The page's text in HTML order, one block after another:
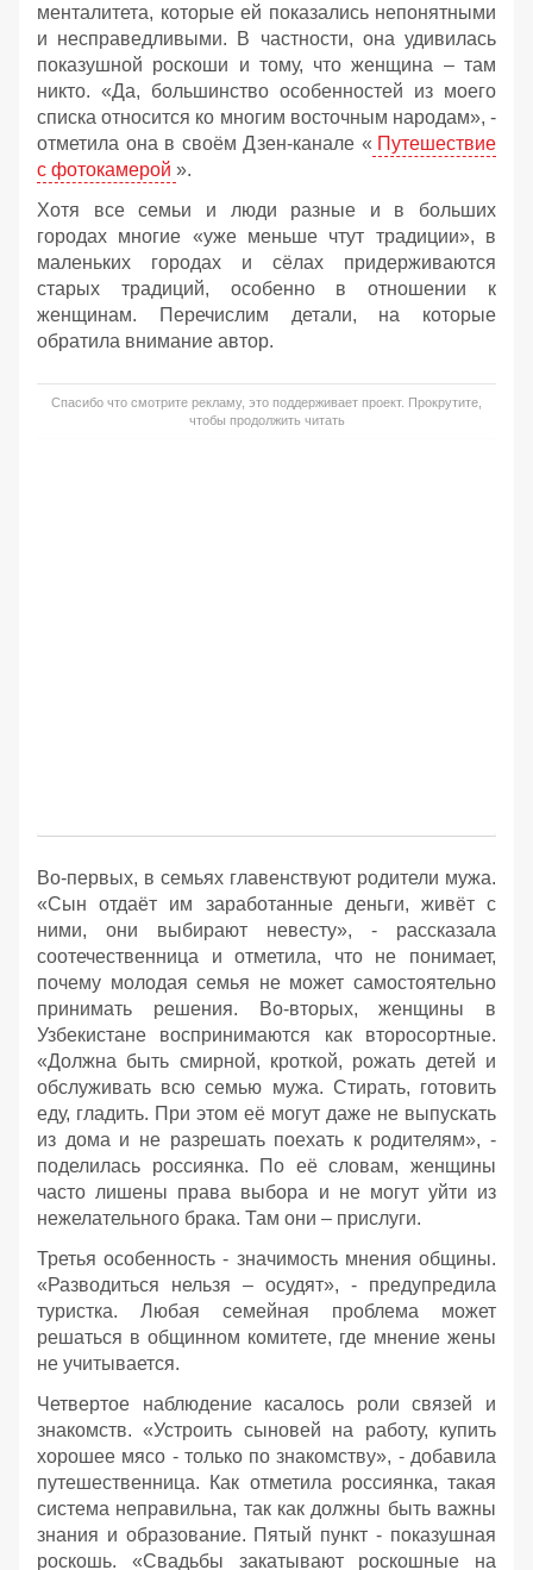
менталитета, которые ей показались непонятными
и несправедливыми. В частности, она удивилась
показушной роскоши и тому, что женщина – там
никто. «Да, большинство особенностей из моего
списка относится ко многим восточным народам», -
отметила она в своём Дзен-канале « Путешествие
с фотокамерой ».
Хотя все семьи и люди разные и в больших
городах многие «уже меньше чтут традиции», в
маленьких городах и сёлах придерживаются
старых традиций, особенно в отношении к
женщинам. Перечислим детали, на которые
обратила внимание автор.
Спасибо что смотрите рекламу, это поддерживает проект. Прокрутите,
чтобы продолжить читать
Во-первых, в семьях главенствуют родители мужа.
«Сын отдаёт им заработанные деньги, живёт с
ними, они выбирают невесту», - рассказала
соотечественница и отметила, что не понимает,
почему молодая семья не может самостоятельно
принимать решения. Во-вторых, женщины в
Узбекистане воспринимаются как второсортные.
«Должна быть смирной, кроткой, рожать детей и
обслуживать всю семью мужа. Стирать, готовить
еду, гладить. При этом её могут даже не выпускать
из дома и не разрешать поехать к родителям», -
поделилась россиянка. По её словам, женщины
часто лишены права выбора и не могут уйти из
нежелательного брака. Там они – прислуги.
Третья особенность - значимость мнения общины.
«Разводиться нельзя – осудят», - предупредила
туристка. Любая семейная проблема может
решаться в общинном комитете, где мнение жены
не учитывается.
Четвертое наблюдение касалось роли связей и
знакомств. «Устроить сыновей на работу, купить
хорошее мясо - только по знакомству», - добавила
путешественница. Как отметила россиянка, такая
система неправильна, так как должны быть важны
знания и образование. Пятый пункт - показушная
роскошь. «Свадьбы закатывают роскошные на